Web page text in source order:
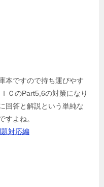
本ですので持ち運びやす
ＣのPart5,6の対策になり
回答と解説という単純な
すよね。
対応編